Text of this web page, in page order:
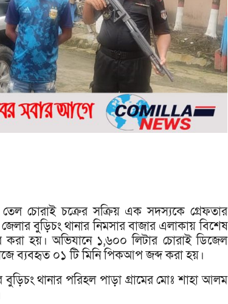
তেল চোরাই চক্রের সক্রিয় এক সদস্যকে গ্রেফতার
বুড়িচং থানার নিমসার বাজার এলাকায় বিশেষ
করা হয়। অভিযানে ১,৬০০ লিটার চোরাই ডিজেল
ব্যবহৃত ০১ টি মিনি পিকআপ জব্দ করা হয়।
থানার পরিহল পাড়া গ্রামের মোঃ শাহা আলম